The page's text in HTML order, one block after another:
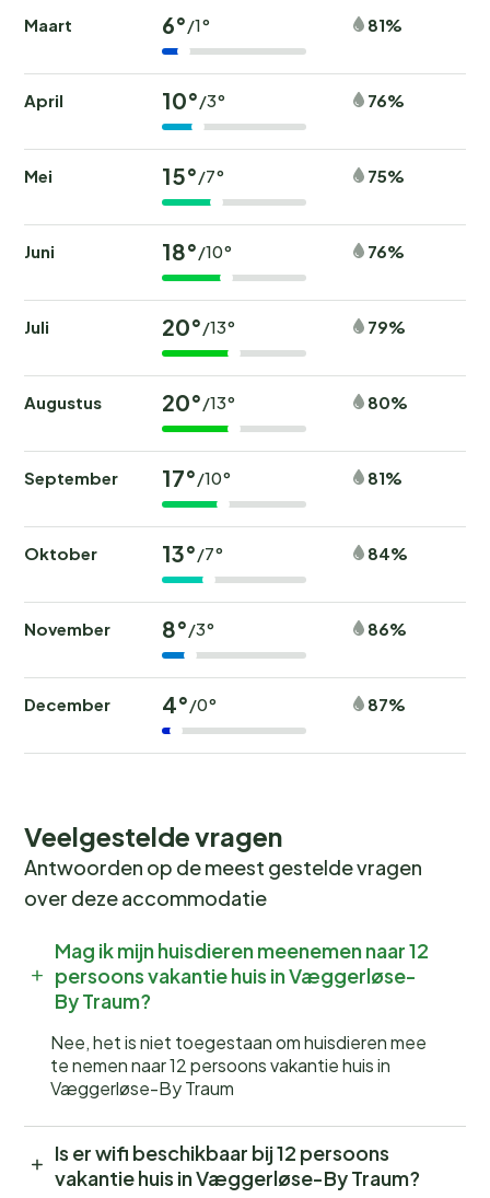
Maart 6°/1° 81%
April 10°/3° 76%
Mei 15°/7° 75%
Juni 18°/10° 76%
Juli 20°/13° 79%
Augustus 20°/13° 80%
September 17°/10° 81%
Oktober 13°/7° 84%
November 8°/3° 86%
December 4°/0° 87%
Veelgestelde vragen
Antwoorden op de meest gestelde vragen
over deze accommodatie
Mag ik mijn huisdieren meenemen naar 12
persoons vakantie huis in Væggerløse-
By Traum?
Nee, het is niet toegestaan om huisdieren mee
te nemen naar 12 persoons vakantie huis in
Væggerløse-By Traum
Is er wifi beschikbaar bij 12 persoons
vakantie huis in Væggerløse-By Traum?